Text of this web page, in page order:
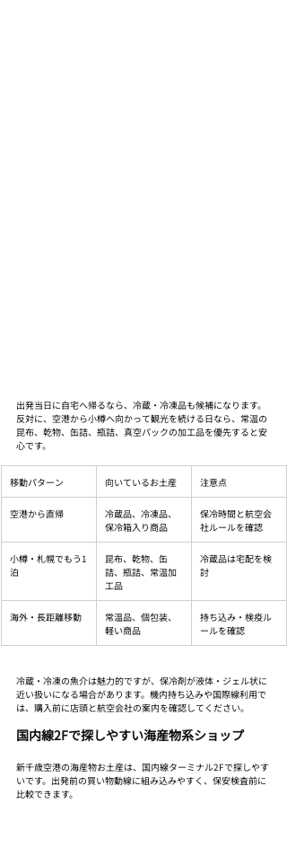
出発当日に自宅へ帰るなら、冷蔵・冷凍品も候補になります。
反対に、空港から小樽へ向かって観光を続ける日なら、常温の
昆布、乾物、缶詰、瓶詰、真空パックの加工品を優先すると安
心です。
移動パターン 向いているお土産 注意点
空港から直帰
冷蔵品、冷凍品、
保冷箱入り商品
保冷時間と航空会
社ルールを確認
小樽・札幌でもう1
泊
昆布、乾物、缶
詰、瓶詰、常温加
工品
冷蔵品は宅配を検
討
海外・長距離移動
常温品、個包装、
軽い商品
持ち込み・検疫ル
ールを確認
冷蔵・冷凍の魚介は魅力的ですが、保冷剤が液体・ジェル状に
近い扱いになる場合があります。機内持ち込みや国際線利用で
は、購入前に店頭と航空会社の案内を確認してください。
国内線2Fで探しやすい海産物系ショップ
新千歳空港の海産物お土産は、国内線ターミナル2Fで探しやす
いです。出発前の買い物動線に組み込みやすく、保安検査前に
比較できます。